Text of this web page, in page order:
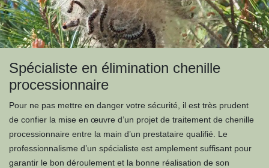
Spécialiste en élimination chenille
processionnaire
Pour ne pas mettre en danger votre sécurité, il est très prudent
de confier la mise en œuvre d’un projet de traitement de chenille
processionnaire entre la main d’un prestataire qualifié. Le
professionnalisme d’un spécialiste est amplement suffisant pour
garantir le bon déroulement et la bonne réalisation de son